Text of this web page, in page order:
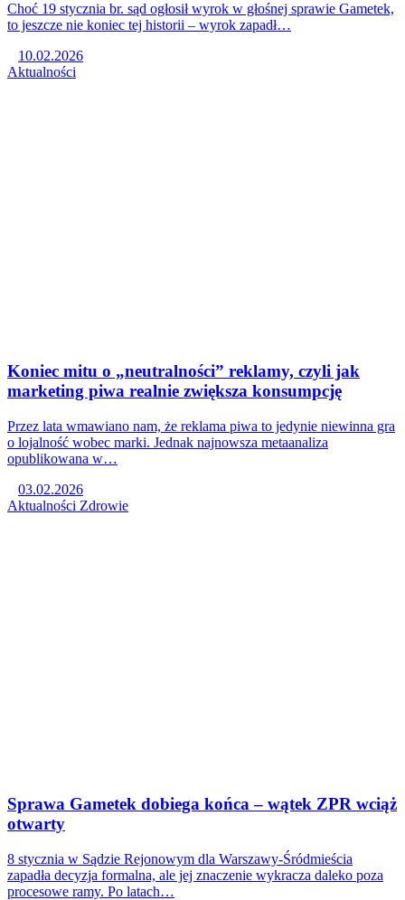
Choć 19 stycznia br. sąd ogłosił wyrok w głośnej sprawie Gametek,
to jeszcze nie koniec tej historii – wyrok zapadł…
10.02.2026
Aktualności
Koniec mitu o „neutralności” reklamy, czyli jak
marketing piwa realnie zwiększa konsumpcję
Przez lata wmawiano nam, że reklama piwa to jedynie niewinna gra
o lojalność wobec marki. Jednak najnowsza metaanaliza
opublikowana w…
03.02.2026
Aktualności Zdrowie
Sprawa Gametek dobiega końca – wątek ZPR wciąż
otwarty
8 stycznia w Sądzie Rejonowym dla Warszawy-Śródmieścia
zapadła decyzja formalna, ale jej znaczenie wykracza daleko poza
procesowe ramy. Po latach…